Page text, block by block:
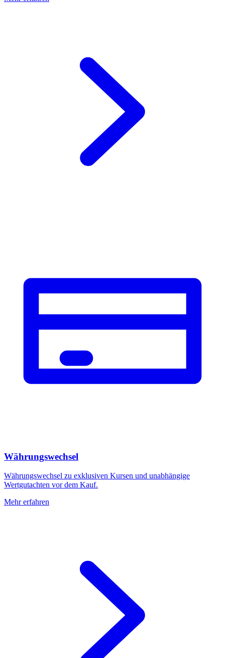
Währungswechsel
Währungswechsel zu exklusiven Kursen und unabhängige
Wertgutachten vor dem Kauf.
Mehr erfahren